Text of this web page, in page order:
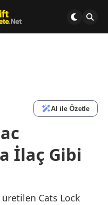
AI ile Özetle
İlaç Gibi
üretilen Cats Lock